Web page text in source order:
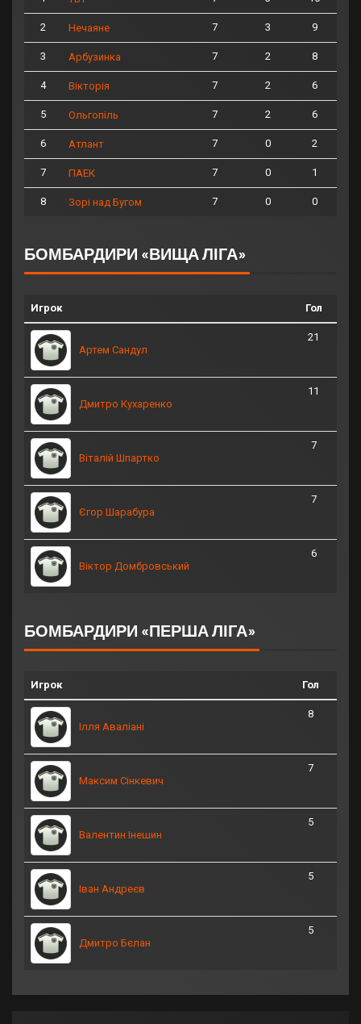
2 Нечаяне 7 3 9
3 Арбузинка 7 2 8
4 Вікторія 7 2 6
5 Ольгопіль 7 2 6
6 Атлант 7 0 2
7 ПАЕК 7 0 1
8 Зорі над Бугом 7 0 0
БОМБАРДИРИ «ВИЩА ЛІГА»
Игрок Гол
Артем Сандул
21
Дмитро Кухаренко
11
Віталій Шпартко
7
Єгор Шарабура
7
Віктор Домбровський
6
БОМБАРДИРИ «ПЕРША ЛІГА»
Игрок Гол
Ілля Аваліані
8
Максим Сінкевич
7
Валентин Інешин
5
Іван Андреєв
5
Дмитро Бєлан
5